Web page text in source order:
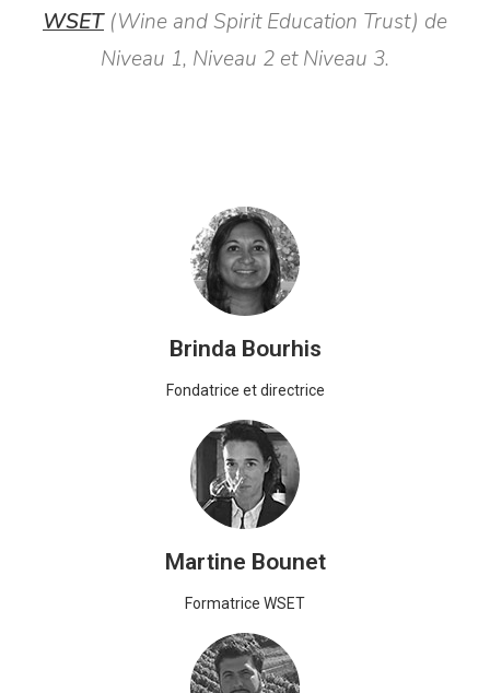
WSET(Wine and Spirit Education Trust) de
Niveau 1, Niveau 2 et Niveau 3.
Brinda Bourhis
Fondatrice et directrice
Martine Bounet
Formatrice WSET